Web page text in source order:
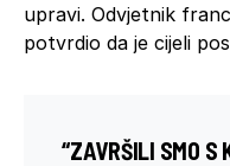
upravi. Odvjetnik
potvrdio da je cijeli
“ZAVRŠILI SMO S